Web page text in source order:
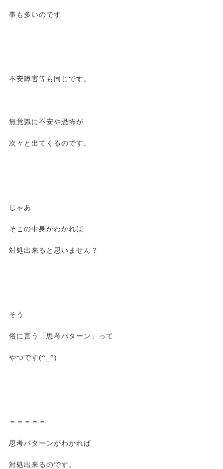
事も多いのです
不安障害等も同じです。
無意識に不安や恐怖が
次々と出てくるのです。
じゃあ
そこの中身がわかれば
対処出来ると思いません？
そう
俗に言う「思考パターン」って
やつです(^_^)
＝＝＝＝＝
思考パターンがわかれば
対処出来るのです。